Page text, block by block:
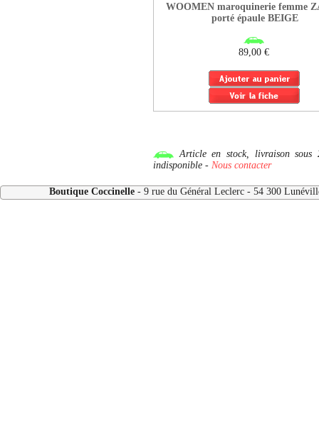
WOOMEN maroquinerie femme
porté épaule BEIGE
89,00 €
Article en stock, livraison
indisponible - Nous contacter
Boutique Coccinelle - 9 rue du Général Leclerc - 54 300